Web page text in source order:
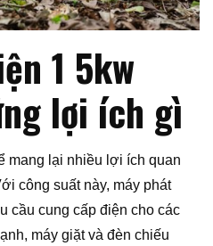
1 5kw
lợi ích gì
mang lại nhiều lợi ích quan
công suất này, máy phát
cầu cung cấp điện cho các
máy giặt và đèn chiếu